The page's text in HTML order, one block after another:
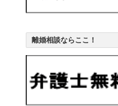
離婚相談ならここ！